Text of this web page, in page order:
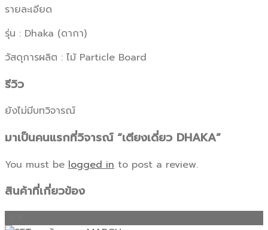
รายละเอียด
รุ่น : Dhaka (ดากา)
วัสดุการผลิต : ไม้ Particle Board
รีวิว
ยังไม่มีบทวิจารณ์
มาเป็นคนแรกที่วิจารณ์ “เตียงเดี่ยว DHAKA”
You must be logged in to post a review.
สินค้าที่เกี่ยวข้อง